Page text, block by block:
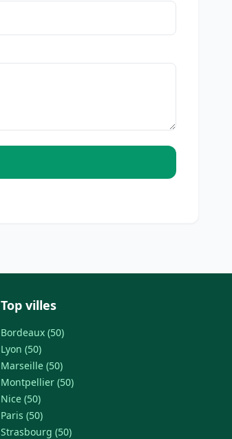
Top villes
Bordeaux (50)
Lyon (50)
Marseille (50)
Montpellier (50)
Nice (50)
Paris (50)
Strasbourg (50)